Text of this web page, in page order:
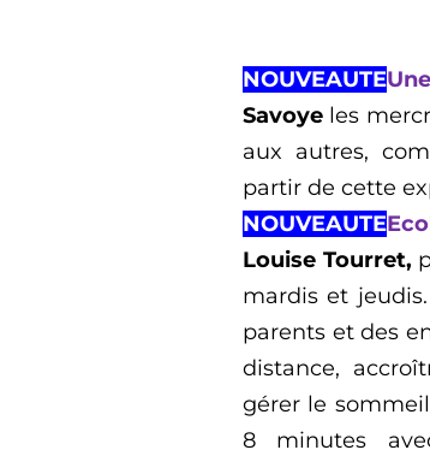
NOUVEAUTE
Savoye les
aux autres,
partir de cette
NOUVEAUTE
Louise Tourret,
mardiset jeudis.
parents et des
distance,
gérer le
8 minutes